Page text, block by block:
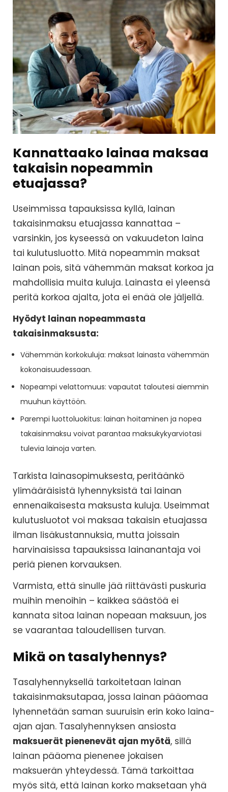
Kannattaako lainaa maksaa
takaisin nopeammin
etuajassa?
Useimmissa tapauksissa kyllä, lainan
takaisinmaksu etuajassa kannattaa –
varsinkin, jos kyseessä on vakuudeton laina
tai kulutusluotto. Mitä nopeammin maksat
lainan pois, sitä vähemmän maksat korkoa ja
mahdollisia muita kuluja. Lainasta ei yleensä
peritä korkoa ajalta, jota ei enää ole jäljellä.
Hyödyt lainan nopeammasta
takaisinmaksusta:
Vähemmän korkokuluja: maksat lainasta vähemmän
kokonaisuudessaan.
Nopeampi velattomuus: vapautat taloutesi aiemmin
muuhun käyttöön.
Parempi luottoluokitus: lainan hoitaminen ja nopea
takaisinmaksu voivat parantaa maksukykyarviotasi
tulevia lainoja varten.
Tarkista lainasopimuksesta, peritäänkö
ylimääräisistä lyhennyksistä tai lainan
ennenaikaisesta maksusta kuluja. Useimmat
kulutusluotot voi maksaa takaisin etuajassa
ilman lisäkustannuksia, mutta joissain
harvinaisissa tapauksissa lainanantaja voi
periä pienen korvauksen.
Varmista, että sinulle jää riittävästi puskuria
muihin menoihin – kaikkea säästöä ei
kannata sitoa lainan nopeaan maksuun, jos
se vaarantaa taloudellisen turvan.
Mikä on tasalyhennys?
Tasalyhennyksellä tarkoitetaan lainan
takaisinmaksutapaa, jossa lainan pääomaa
lyhennetään saman suuruisin erin koko laina-
ajan ajan. Tasalyhennyksen ansiosta
maksuerät pienenevät ajan myötä, sillä
lainan pääoma pienenee jokaisen
maksuerän yhteydessä. Tämä tarkoittaa
myös sitä, että lainan korko maksetaan yhä